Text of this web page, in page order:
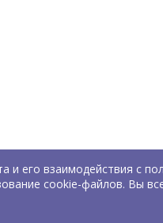
и его взаимодействия с
cookie-файлов. Вы